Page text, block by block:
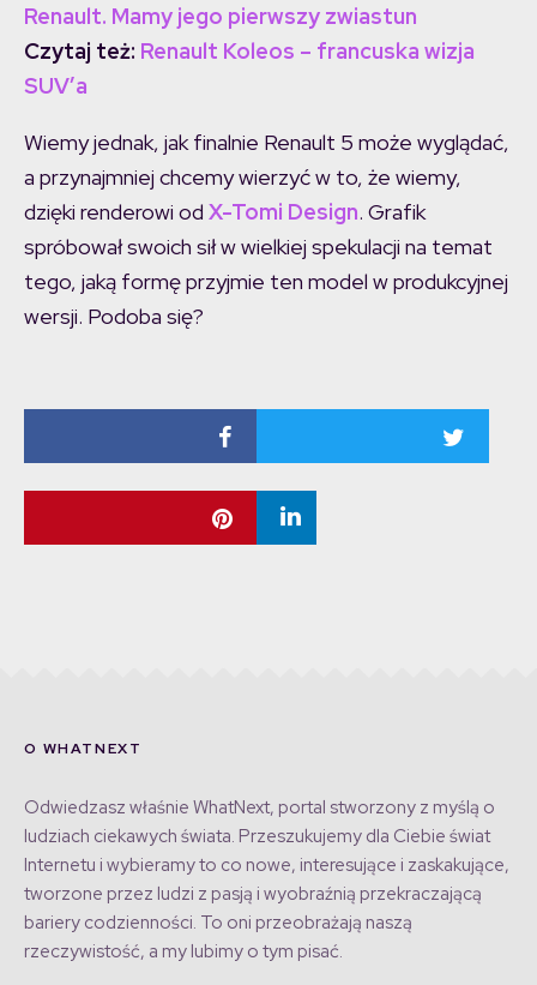
Renault. Mamy jego pierwszy zwiastun
Czytaj też: Renault Koleos – francuska wizja
SUV’a
Wiemy jednak, jak finalnie Renault 5 może wyglądać,
a przynajmniej chcemy wierzyć w to, że wiemy,
dzięki renderowi od X-Tomi Design. Grafik
spróbował swoich sił w wielkiej spekulacji na temat
tego, jaką formę przyjmie ten model w produkcyjnej
wersji. Podoba się?
O WHATNEXT
Odwiedzasz właśnie WhatNext, portal stworzony z myślą o
ludziach ciekawych świata. Przeszukujemy dla Ciebie świat
Internetu i wybieramy to co nowe, interesujące i zaskakujące,
tworzone przez ludzi z pasją i wyobraźnią przekraczającą
bariery codzienności. To oni przeobrażają naszą
rzeczywistość, a my lubimy o tym pisać.